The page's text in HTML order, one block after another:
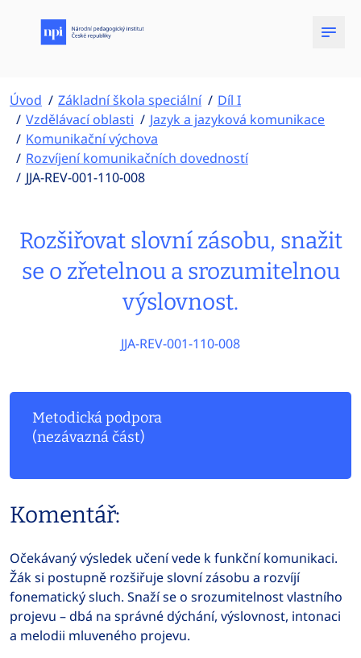
Úvod Základní škola speciální
Díl I
Vzdělávací oblasti
Jazyk a jazyková komunikace
Komunikační výchova
Rozvíjení komunikačních dovedností
JJA-REV-001-110-008
Rozšiřovat slovní zásobu, snažit
se o zřetelnou a srozumitelnou
výslovnost.
JJA-REV-001-110-008
Metodická podpora
(nezávazná část)
Komentář:
Očekávaný výsledek učení vede k funkční komunikaci.
Žák si postupně rozšiřuje slovní zásobu a rozvíjí
fonematický sluch. Snaží se o srozumitelnost vlastního
projevu – dbá na správné dýchání, výslovnost, intonaci
a melodii mluveného projevu.